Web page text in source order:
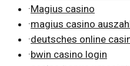
·Magius casino
·magius casino
·deutsches online
·bwin casino login